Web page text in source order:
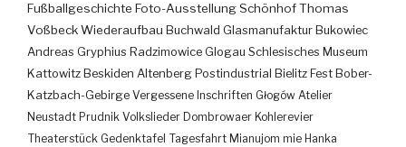
Fußballgeschichte Foto-AusstellungSchönhofThomas
VoßbeckWiederaufbau Buchwald Glasmanufaktur Bukowiec
Andreas Gryphius Radzimowice Glogau Schlesisches Museum
Kattowitz Beskiden Altenberg Postindustrial Bielitz Fest Bober-
Katzbach-Gebirge Vergessene Inschriften Głogów Atelier
Neustadt Prudnik Volkslieder Dombrowaer Kohlerevier
Theaterstück Gedenktafel Tagesfahrt Mianujom mie Hanka